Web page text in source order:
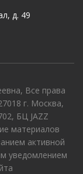
д. 49
Все права
г. Москва,
БЦ JAZZ
материалов
активной
уведомлением